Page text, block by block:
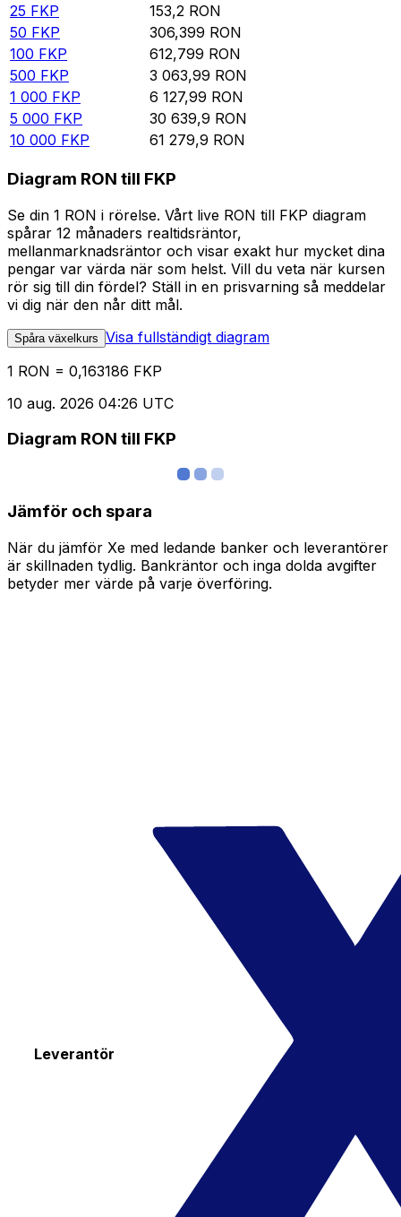
25 FKP 153,2 RON
50 FKP 306,399 RON
100 FKP 612,799 RON
500 FKP 3 063,99 RON
1 000 FKP 6 127,99 RON
5 000 FKP 30 639,9 RON
10 000 FKP 61 279,9 RON
Diagram RON till FKP
Se din 1 RON i rörelse. Vårt live RON till FKP diagram
spårar 12 månaders realtidsräntor,
mellanmarknadsräntor och visar exakt hur mycket dina
pengar var värda när som helst. Vill du veta när kursen
rör sig till din fördel? Ställ in en prisvarning så meddelar
vi dig när den når ditt mål.
Spåra växelkurs Visa fullständigt diagram
1 RON = 0,163186 FKP
10 aug. 2026 04:26 UTC
Diagram RON till FKP
Jämför och spara
När du jämför Xe med ledande banker och leverantörer
är skillnaden tydlig. Bankräntor och inga dolda avgifter
betyder mer värde på varje överföring.
Leverantör